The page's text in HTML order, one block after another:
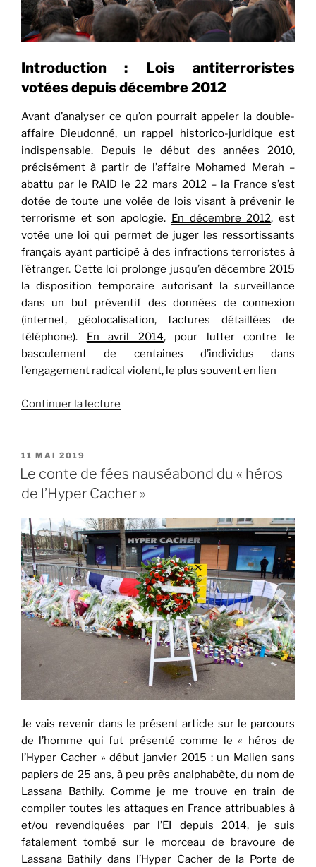
Introduction : Lois antiterroristes
votées depuis décembre 2012
Avant d’analyser ce qu’on pourrait appeler la double-
affaire Dieudonné, un rappel historico-juridique est
indispensable. Depuis le début des années 2010,
précisément à partir de l’affaire Mohamed Merah –
abattu par le RAID le 22 mars 2012 – la France s’est
dotée de toute une volée de lois visant à prévenir le
terrorisme et son apologie. En décembre 2012, est
votée une loi qui permet de juger les ressortissants
français ayant participé à des infractions terroristes à
l’étranger. Cette loi prolonge jusqu’en décembre 2015
la disposition temporaire autorisant la surveillance
dans un but préventif des données de connexion
(internet, géolocalisation, factures détaillées de
téléphone). En avril 2014, pour lutter contre le
basculement de centaines d’individus dans
l’engagement radical violent, le plus souvent en lien
Continuer la lecture
antiterroristes
(1/2):
PUBLIÉ
LE
11 MAI 2019
Le conte de fées nauséabond du « héros
de l’Hyper Cacher »
Je vais revenir dans le présent article sur le parcours
de l’homme qui fut présenté comme le « héros de
l’Hyper Cacher » début janvier 2015 : un Malien sans
papiers de 25 ans, à peu près analphabète, du nom de
Lassana Bathily. Comme je me trouve en train de
compiler toutes les attaques en France attribuables à
et/ou revendiquées par l’EI depuis 2014, je suis
fatalement tombé sur le morceau de bravoure de
Lassana Bathily dans l’Hyper Cacher de la Porte de